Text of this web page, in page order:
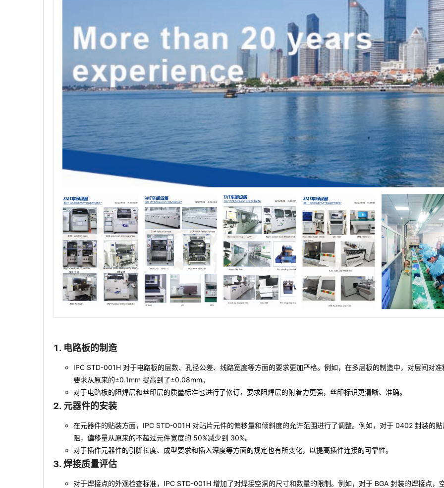
电路板的制造
IPC STD-001H 对于电路板的层数、孔径公差、线路宽度等方面的要求更加严格。例如，在多层板的制造中，对层间对准
要求从原来的±0.1mm 提高到了±0.08mm。
对于电路板的阻焊层和丝印层的质量标准也进行了修订，要求阻焊层的附着力更强，丝印标识更清晰、准确。
元器件的安装
在元器件的贴装方面，IPC STD-001H 对贴片元件的偏移量和倾斜度的允许范围进行了调整。例如，对于 0402 封装的贴
阻，偏移量从原来的不超过元件宽度的 50%减少到 30%。
对于插件元器件的引脚长度、成型要求和插入深度等方面的规定也有所变化，以提高插件连接的可靠性。
焊接质量评估
对于焊接点的外观检查标准，IPC STD-001H 增加了对焊接空洞的尺寸和数量的限制。例如，对于 BGA 封装的焊接点，